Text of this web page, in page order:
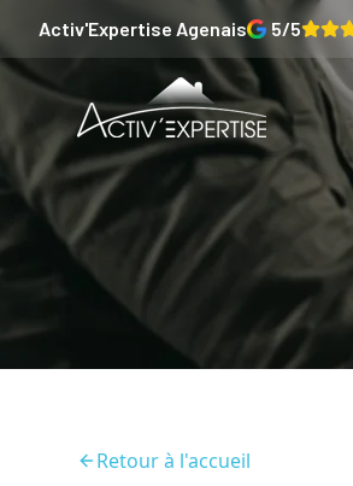
Activ'Expertise Agenais 5/5
Retour à l'accueil